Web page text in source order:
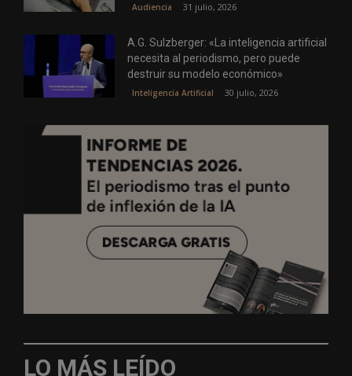
Audiencia 31 julio, 2026
A.G. Sulzberger: «La inteligencia artificial
necesita al periodismo, pero puede
destruir su modelo económico»
Inteligencia Artificial 30 julio, 2026
LO MÁS LEÍDO